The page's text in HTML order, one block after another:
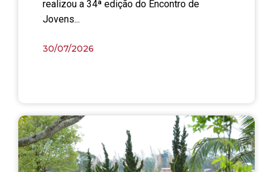
realizou a 34ª edição do Encontro de
Jovens...
30/07/2026